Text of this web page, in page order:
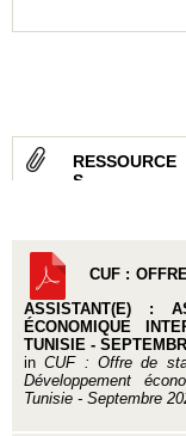
RESSOURCE
S
CUF :
ASSISTANT(E) :
ÉCONOMIQUE
TUNISIE -
inCUF : Offre de
Développement
Tunisie - Septembre